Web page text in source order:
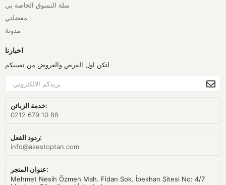
سلة التسوق الخاصة بي
مفضلتي
مدونة
اخبارنا
لتكن اول الفرص والعروض من نصيبكم
خدمة الزبائن:
0212 679 10 88
ردود الفعل:
info@asestoptan.com
عنوان المتجر:
Mehmet Nesih Özmen Mah. Fidan Sok. İpekhan Sitesi No: 4/7